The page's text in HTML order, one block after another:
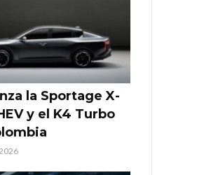
la Sportage X-
y el K4 Turbo